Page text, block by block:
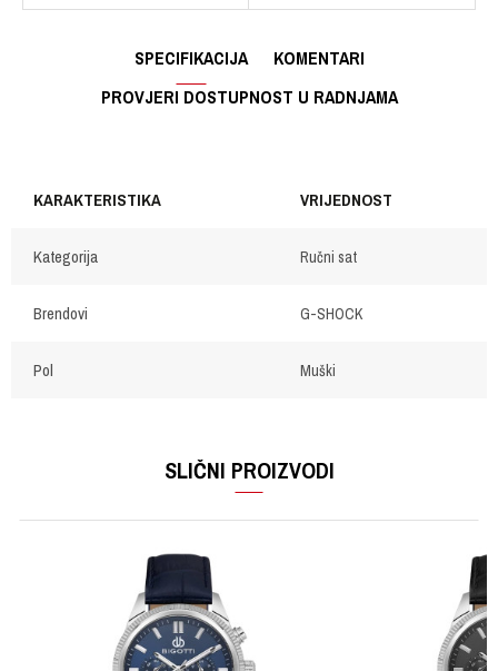
SPECIFIKACIJA
KOMENTARI
PROVJERI DOSTUPNOST U RADNJAMA
KARAKTERISTIKA VRIJEDNOST
Kategorija Ručni sat
Brendovi G-SHOCK
Pol Muški
SLIČNI PROIZVODI